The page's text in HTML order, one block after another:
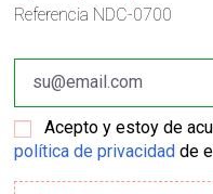
Referencia NDC-0700
Acepto y estoy de
política de privacidad de